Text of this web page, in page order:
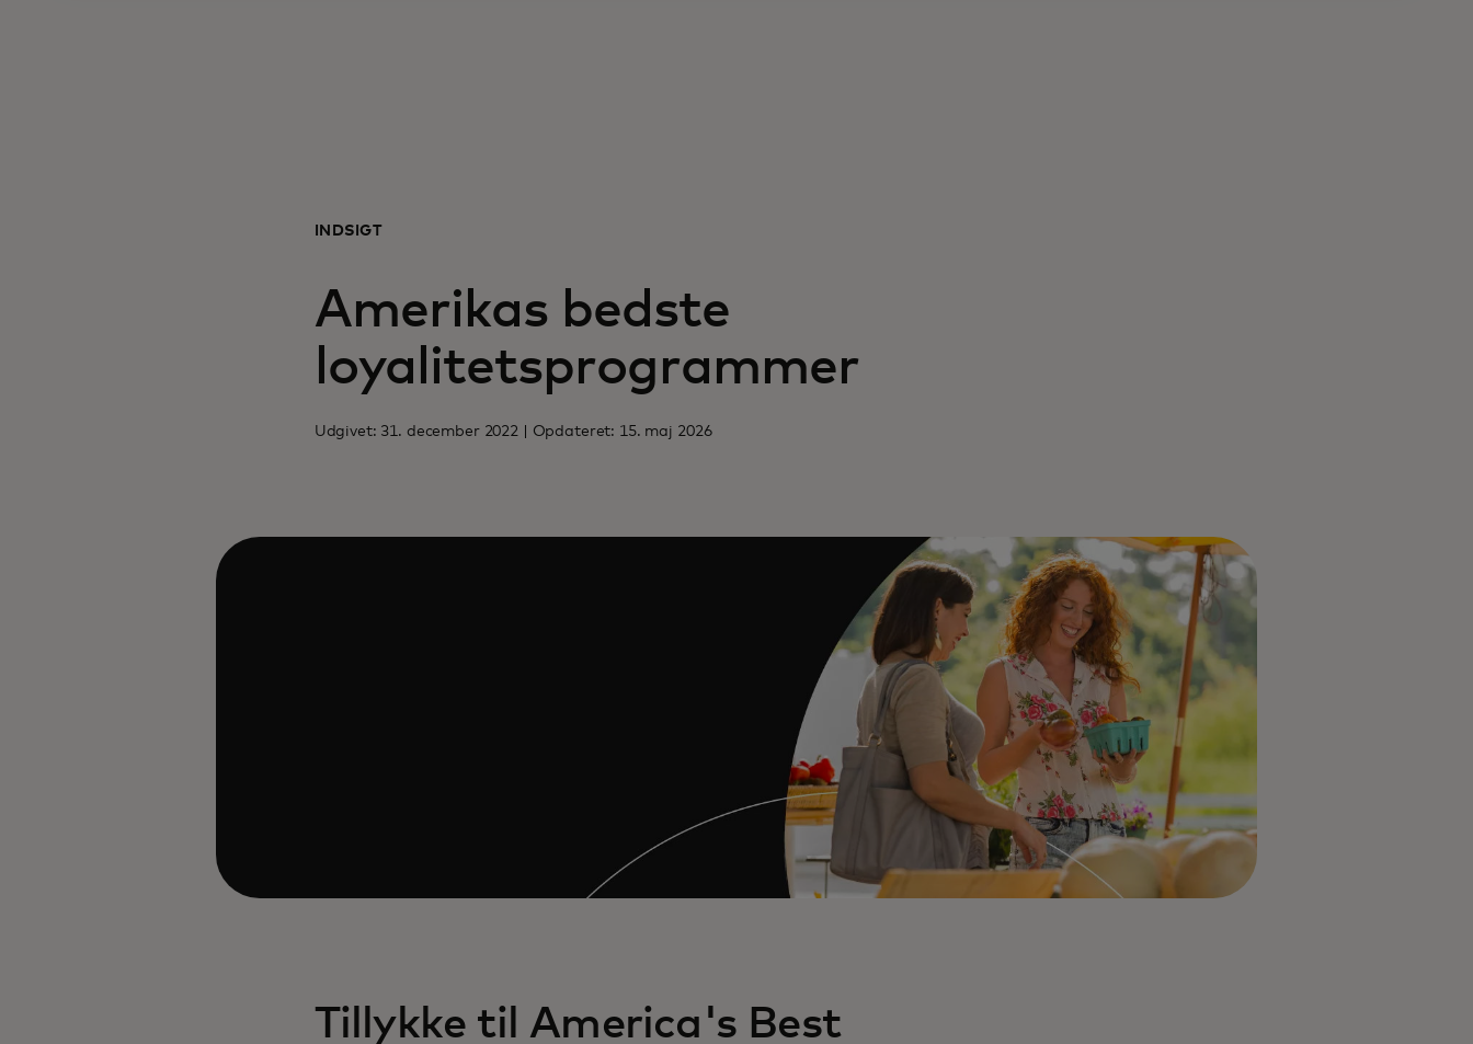
INDSIGT
Amerikas bedste
loyalitetsprogrammer
Udgivet: 31. december 2022 | Opdateret: 15. maj 2026
Tillykke til America's Best